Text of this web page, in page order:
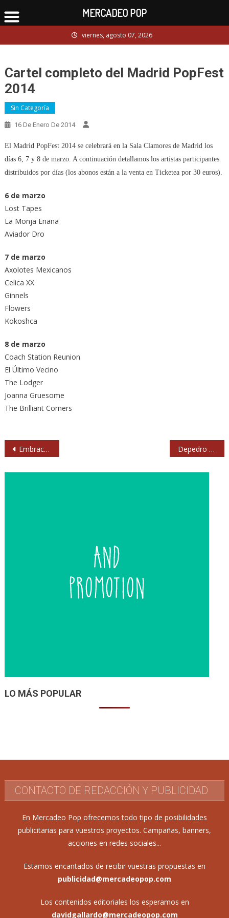
to
viernes, agosto 07, 2026
Cartel completo del Madrid PopFest
2014
Sin Categoría
16 De Enero De 2014
El Madrid PopFest 2014 se celebrará en la Sala Clamores de Madrid los
días 6, 7 y 8 de marzo. A continuación detallamos los artistas participantes
distribuidos por días (los abonos están a la venta en Ticketea por 30 euros).
6 de marzo
Lost Tapes
La Monja Enana
Aviador Dro
7 de marzo
Axolotes Mexicanos
Celica XX
Ginnels
Flowers
Kokoshca
8 de marzo
Coach Station Reunion
El Último Vecino
The Lodger
Joanna Gruesome
The Brilliant Corners
Navegación
Embrace vuelven con nuevo álbum 8 años después Depedro y We Are Standard, primeros confirmados del Festival V de Valarés
LO MÁS POPULAR
CONTACTO DE REDACCIÓN Y PUBLICIDAD
En Mercadeo Pop ofrecemos todo tipo de posibilidades
publicitarias para vuestros proyectos. Campañas, banners,
acciones en redes sociales...
Estamos encantados de recibir vuestras propuestas en
publicidad@mercadeopop.com
Los contenidos editoriales los esperamos en
davidgallardo@mercadeopop.com
MERCADEO POP